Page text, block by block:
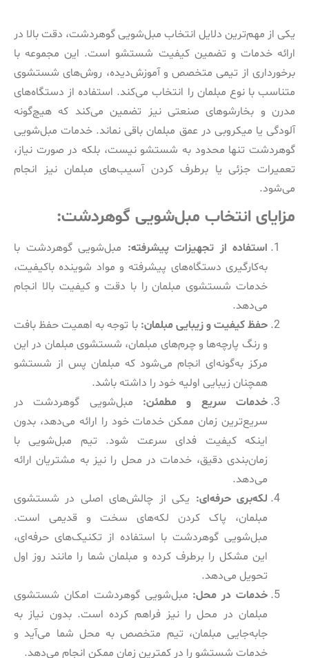
یکی از مهم‌ترین دلایل انتخاب مبل‌شویی گوهردشت، دقت بالا در
ارائه خدمات و تضمین کیفیت شستشو است. این مجموعه با
برخورداری از تیمی متخصص و آموزش‌دیده، روش‌های شستشوی
متناسب با نوع مبلمان را انتخاب می‌کند. استفاده از دستگاه‌های
مدرن و بخارشوهای صنعتی نیز تضمین می‌کند که هیچ‌گونه
آلودگی یا میکروبی در عمق مبلمان باقی نماند. خدمات مبل‌شویی
گوهردشت تنها محدود به شستشو نیست، بلکه در صورت نیاز،
تعمیرات جزئی یا برطرف کردن آسیب‌های مبلمان نیز انجام
می‌شود.
مزایای انتخاب مبل‌شویی گوهردشت:
استفاده از تجهیزات پیشرفته: مبل‌شویی گوهردشت با
به‌کارگیری دستگاه‌های پیشرفته و مواد شوینده باکیفیت،
خدمات شستشوی مبلمان را با دقت و کیفیت بالا انجام
می‌دهد.
حفظ کیفیت و زیبایی مبلمان: با توجه به اهمیت حفظ بافت
و رنگ پارچه‌ها و چرم‌های مبلمان، شستشوی مبلمان در این
مرکز به‌گونه‌ای انجام می‌شود که مبلمان پس از شستشو
همچنان زیبایی اولیه خود را داشته باشد.
خدمات سریع و مطمئن: مبل‌شویی گوهردشت در
سریع‌ترین زمان ممکن خدمات خود را ارائه می‌دهد، بدون
اینکه کیفیت فدای سرعت شود. تیم مبل‌شویی با
زمان‌بندی دقیق، خدمات در محل را نیز به مشتریان ارائه
می‌دهد.
لکه‌بری حرفه‌ای: یکی از چالش‌های اصلی در شستشوی
مبلمان، پاک کردن لکه‌های سخت و قدیمی است.
مبل‌شویی گوهردشت با استفاده از تکنیک‌های حرفه‌ای،
این مشکل را برطرف کرده و مبلمان شما را مانند روز اول
تحویل می‌دهد.
خدمات در محل: مبل‌شویی گوهردشت امکان شستشوی
مبلمان در محل را نیز فراهم کرده است. بدون نیاز به
جابه‌جایی مبلمان، تیم متخصص به محل شما می‌آید و
خدمات شستشو را در کمترین زمان ممکن انجام می‌دهد.